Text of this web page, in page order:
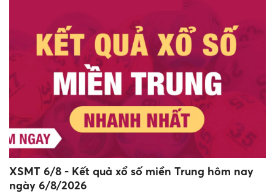
XSMT 6/8 - Kết quả xổ số miền Trung hôm nay
ngày 6/8/2026